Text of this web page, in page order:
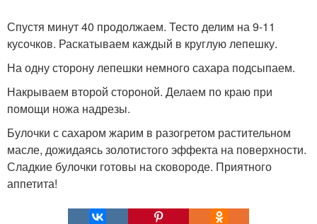
Спустя минут 40 продолжаем. Тесто делим на 9-11
кусочков. Раскатываем каждый в круглую лепешку.
На одну сторону лепешки немного сахара подсыпаем.
Накрываем второй стороной. Делаем по краю при
помощи ножа надрезы.
Булочки с сахаром жарим в разогретом растительном
масле, дожидаясь золотистого эффекта на поверхности.
Сладкие булочки готовы на сковороде. Приятного
аппетита!